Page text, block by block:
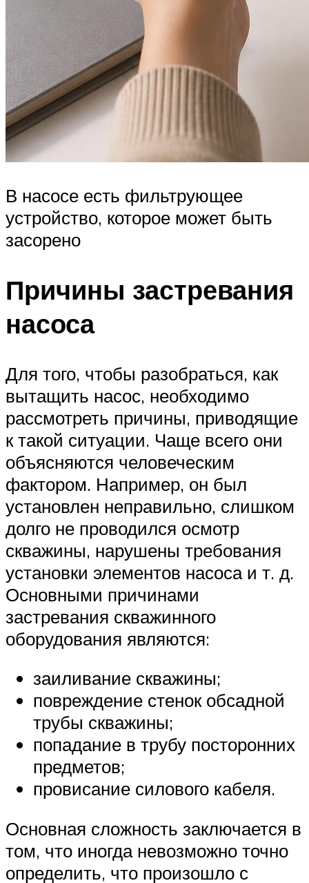
В насосе есть фильтрующее
устройство, которое может быть
засорено
Причины застревания
насоса
Для того, чтобы разобраться, как
вытащить насос, необходимо
рассмотреть причины, приводящие
к такой ситуации. Чаще всего они
объясняются человеческим
фактором. Например, он был
установлен неправильно, слишком
долго не проводился осмотр
скважины, нарушены требования
установки элементов насоса и т. д.
Основными причинами
застревания скважинного
оборудования являются:
заиливание скважины;
повреждение стенок обсадной
трубы скважины;
попадание в трубу посторонних
предметов;
провисание силового кабеля.
Основная сложность заключается в
том, что иногда невозможно точно
определить, что произошло с